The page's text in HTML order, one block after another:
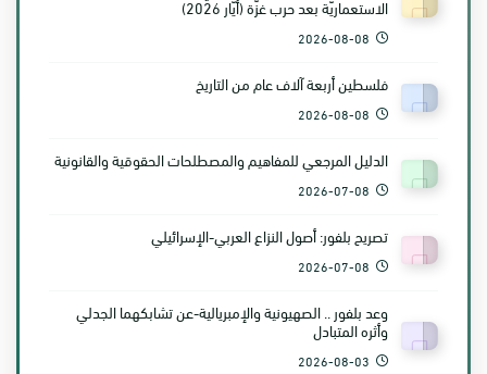
الاستعماريّة بعد حرب غزّة (أيّار 2026)
2026-08-08
فلسطين أربعة آلاف عام من التاريخ
2026-08-08
الدليل المرجعي للمفاهيم والمصطلحات الحقوقية والقانونية
2026-07-08
تصريح بلفور: أصول النزاع العربي-الإسرائيلي
2026-07-08
وعد بلفور .. الصهيونية والإمبريالية-عن تشابكهما الجدلي
وأثره المتبادل
2026-08-03